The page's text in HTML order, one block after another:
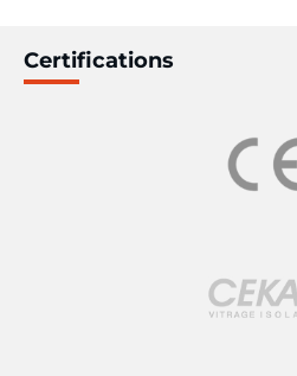
Certifications